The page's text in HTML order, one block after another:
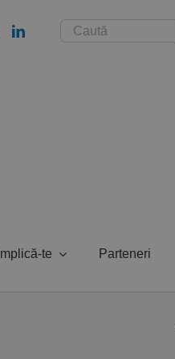
Cautare...
Implică-te Parteneri